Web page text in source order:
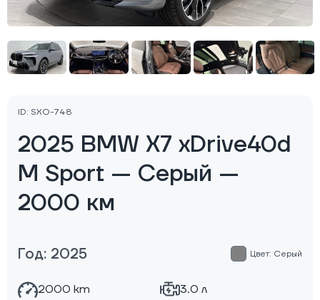
ID: SXO-748
2025 BMW X7 xDrive40d
M Sport — Серый —
2000 км
Год: 2025 Цвет: Серый
2000 km 3.0 л